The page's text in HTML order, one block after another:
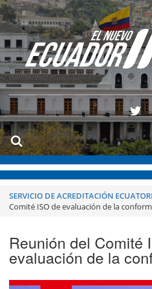
SERVICIO DE ACREDITACIÓN
Comité ISO de evaluación de la
Reunión del Comité
evaluación de la